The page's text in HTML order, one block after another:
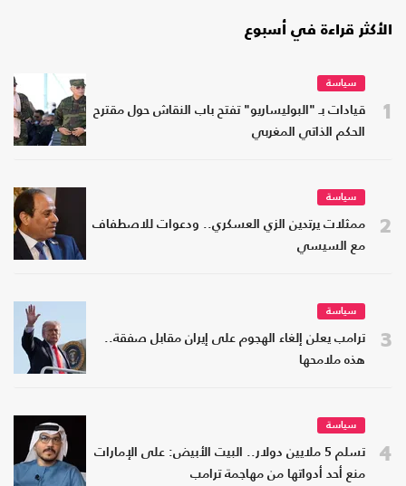
الأكثر قراءة في أسبوع
1
سياسة
قيادات بـ "البوليساريو" تفتح باب النقاش حول مقترح
الحكم الذاتي المغربي
2
سياسة
ممثلات يرتدين الزي العسكري.. ودعوات للاصطفاف
مع السيسي
3
سياسة
ترامب يعلن إلغاء الهجوم على إيران مقابل صفقة..
هذه ملامحها
4
سياسة
تسلم 5 ملايين دولار.. البيت الأبيض: على الإمارات
منع أحد أدواتها من مهاجمة ترامب